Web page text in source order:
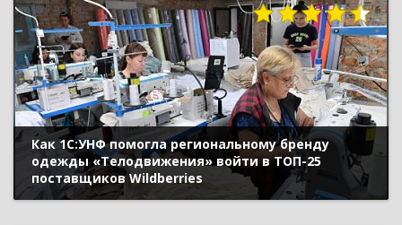
3319
Как 1С:УНФ помогла региональному бренду
одежды «Телодвижения» войти в ТОП-25
поставщиков Wildberries